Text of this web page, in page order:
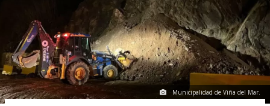
Municipalidad de Viña del Mar.